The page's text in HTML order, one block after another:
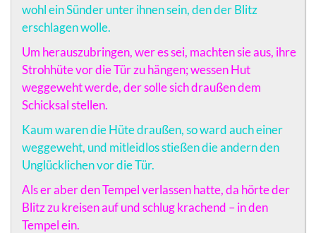
wohl ein Sünder unter ihnen sein, den der Blitz
erschlagen wolle.
Um herauszubringen, wer es sei, machten sie aus, ihre
Strohhüte vor die Tür zu hängen; wessen Hut
weggeweht werde, der solle sich draußen dem
Schicksal stellen.
Kaum waren die Hüte draußen, so ward auch einer
weggeweht, und mitleidlos stießen die andern den
Unglücklichen vor die Tür.
Als er aber den Tempel verlassen hatte, da hörte der
Blitz zu kreisen auf und schlug krachend – in den
Tempel ein.